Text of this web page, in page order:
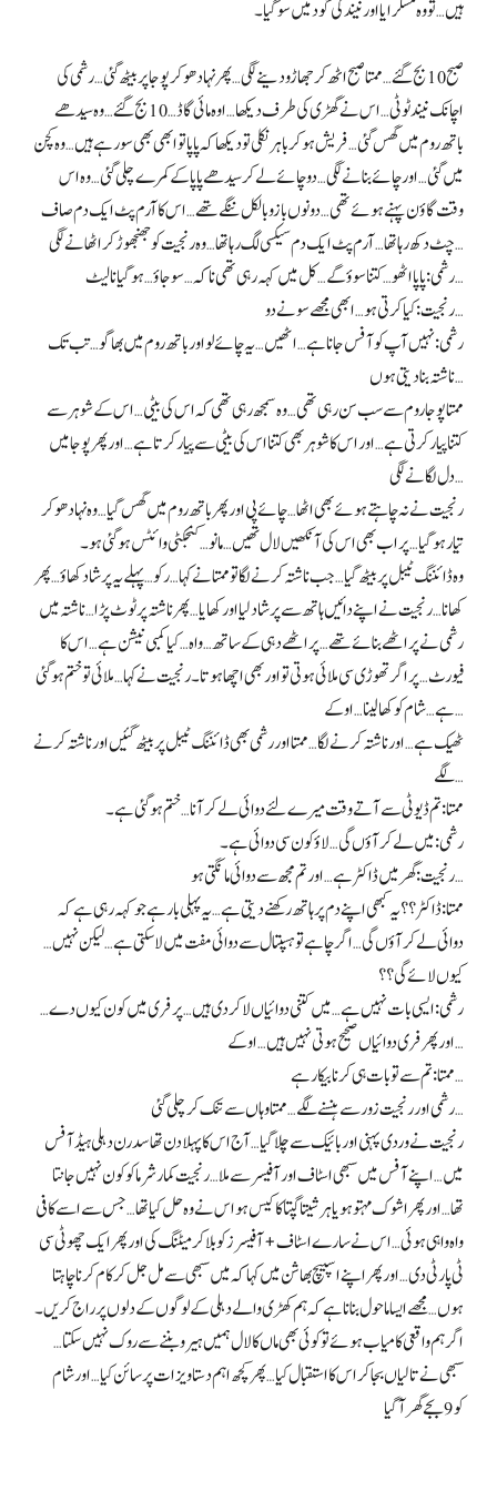
ہیں… تو وہ مسکرایا اور نیند کی گود میں سو گیا۔
صبح 10 بج گئے… ممتا صبح اٹھ کر جھاڑو دینے لگی… پھر نہا دھو کر پوجا پر بیٹھ گئی… رشمی کی
اچانک نیند ٹوٹی… اس نے گھڑی کی طرف دیکھا… اوہ مائی گاڈ… 10 بج گئے… وہ سیدھے
باتھ روم میں گھس گئی… فریش ہو کر باہر نکلی تو دیکھا کہ پاپا تو ابھی بھی سو رہے ہیں… وہ کچن
میں گئی… اور چائے بنانے لگی… دو چائے لے کر سیدھے پاپا کے کمرے چلی گئی… وہ اس
وقت گاؤن پہنے ہوئے تھی… دونوں بازو بالکل ننگے تھے… اس کا آرم پٹ ایک دم صاف
چٹ دکھ رہا تھا… آرم پٹ ایک دم سیکسی لگ رہا تھا… وہ رنجیت کو جھنجھوڑ کر اٹھانے لگی…
رشمی: پاپا اٹھو… کتنا سوؤ گے… کل میں کہہ رہی تھی نا کہ… سو جاؤ… ہو گیا نا لیٹ…
رنجیت: کیا کرتی ہو… ابھی مجھے سونے دو…
رشمی: نہیں آپ کو آفس جانا ہے… اٹھیں… یہ چائے لو اور باتھ روم میں بھاگو… تب تک
ناشتہ بنا دیتی ہوں…
ممتا پوجا روم سے سب سن رہی تھی… وہ سمجھ رہی تھی کہ اس کی بیٹی… اس کے شوہر سے
کتنا پیار کرتی ہے… اور اس کا شوہر بھی کتنا اس کی بیٹی سے پیار کرتا ہے… اور پھر پوجا میں
دل لگانے لگی…
رنجیت نے نہ چاہتے ہوئے بھی اٹھا… چائے پی اور پھر باتھ روم میں گھس گیا… وہ نہا دھو کر
تیار ہو گیا… پر اب بھی اس کی آنکھیں لال تھیں… مانو… کنجکٹی وائٹس ہو گئی ہو۔
وہ ڈائننگ ٹیبل پر بیٹھ گیا… جب ناشتہ کرنے لگا تو ممتا نے کہا… رکو… پہلے یہ پرشاد کھاؤ… پھر
کھانا… رنجیت نے اپنے دائیں ہاتھ سے پرشاد لیا اور کھایا… پھر ناشتہ پر ٹوٹ پڑا… ناشتہ میں
رشمی نے پراٹھے بنائے تھے… پراٹھے دہی کے ساتھ… واہ… کیا کمبی نیشن ہے… اس کا
فیورٹ… پر اگر تھوڑی سی ملائی ہوتی تو اور بھی اچھا ہوتا۔ رنجیت نے کہا… ملائی تو ختم ہو گئی
ہے… شام کو کھا لینا… اوکے…
ٹھیک ہے… اور ناشتہ کرنے لگا… ممتا اور رشمی بھی ڈائننگ ٹیبل پر بیٹھ گئیں اور ناشتہ کرنے
لگے…
ممتا: تم ڈیوٹی سے آتے وقت میرے لئے دوائی لے کر آنا… ختم ہو گئی ہے۔
رشمی: میں لے کر آؤں گی… لاؤ کون سی دوائی ہے۔
رنجیت: گھر میں ڈاکٹر ہے… اور تم مجھ سے دوائی مانگتی ہو…
ممتا: ڈاکٹر؟؟ یہ کبھی اپنے دم پر ہاتھ رکھنے دیتی ہے… یہ پہلی بار ہے جو کہہ رہی ہے کہ
دوائی لے کر آؤں گی… اگر چاہے تو ہسپتال سے دوائی مفت میں لا سکتی ہے… لیکن نہیں…
کیوں لائے گی؟؟
رشمی: ایسی بات نہیں ہے… میں کتنی دوائیاں لا کر دی ہیں… پر فری میں کون کیوں دے…
اور پھر فری دوائیاں صحیح ہوتی نہیں ہیں… اوکے…
ممتا: تم سے تو بات ہی کرنا بیکار ہے…
رشمی اور رنجیت زور سے ہنسنے لگے… ممتا وہاں سے تنک کر چلی گئی…
رنجیت نے وردی پہنی اور بائیک سے چلا گیا… آج اس کا پہلا دن تھا سدرن دہلی ہیڈ آفس
میں… اپنے آفس میں سبھی اسٹاف اور آفیسر سے ملا… رنجیت کمار شرما کو کون نہیں جانتا
تھا… اور پھر اشوک مہتو ہو یا ہرشیتا گپتا کا کیس ہو اس نے وہ حل کیا تھا… جس سے اسے کافی
واہ واہی ہوئی… اس نے سارے اسٹاف+آفیسرز کو بلا کر میٹنگ کی اور پھر ایک چھوٹی سی
ٹی پارٹی دی… اور پھر اپنے اسپیچ بھاشن میں کہا کہ میں سبھی سے مل جل کر کام کرنا چاہتا
ہوں… مجھے ایسا ماحول بنانا ہے کہ ہم کھڑی والے دہلی کے لوگوں کے دلوں پر راج کریں۔
اگر ہم واقعی کامیاب ہوئے تو کوئی بھی ماں کا لال ہمیں ہیرو بننے سے روک نہیں سکتا…
سبھی نے تالیاں بجا کر اس کا استقبال کیا… پھر کچھ اہم دستاویزات پر سائن کیا… اور شام
کو 9 بجے گھر آ گیا